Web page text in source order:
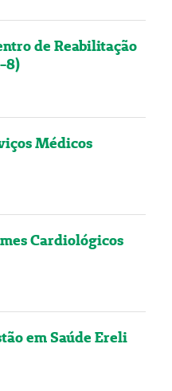
de Reabilitação
8)
Médicos
Cardiológicos
em Saúde Ereli